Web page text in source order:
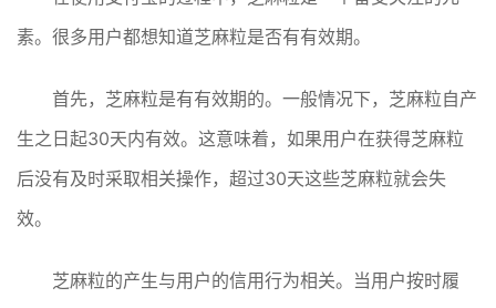
素。很多用户都想知道芝麻粒是否有有效期。
首先，芝麻粒是有有效期的。一般情况下，芝麻粒自产
生之日起30天内有效。这意味着，如果用户在获得芝麻粒
后没有及时采取相关操作，超过30天这些芝麻粒就会失
效。
芝麻粒的产生与用户的信用行为相关。当用户按时履